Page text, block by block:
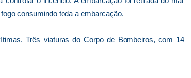
consumindo toda a embarcação.
Três viaturas do Corpo de Bombeiros, com 14